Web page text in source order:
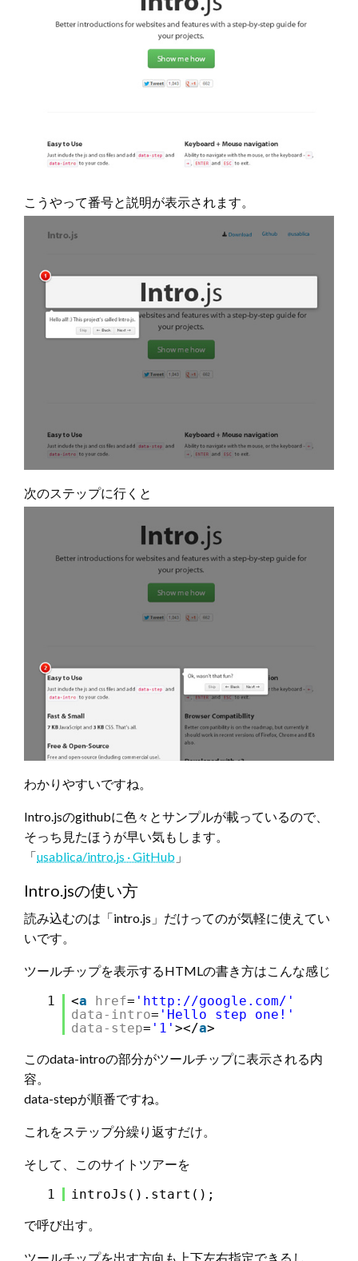
こうやって番号と説明が表示されます。
次のステップに行くと
わかりやすいですね。
Intro.jsのgithubに色々とサンプルが載っているので、
そっち見たほうが早い気もします。
「usablica/intro.js · GitHub 」
Intro.jsの使い方
読み込むのは「intro.js」だけってのが気軽に使えてい
いです。
ツールチップを表示するHTMLの書き方はこんな感じ
1
<a href= 'http://google.com/'
data-intro= 'Hello step one!'
data-step= '1' ></a>
このdata-introの部分がツールチップに表示される内
容。
data-stepが順番ですね。
これをステップ分繰り返すだけ。
そして、このサイトツアーを
1
introJs().start();
で呼び出す。
ツールチップを出す方向も上下左右指定できるし、